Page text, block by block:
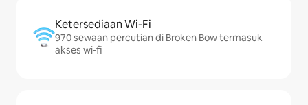
Ketersediaan Wi-Fi
970 sewaan percutian di Broken Bow termasuk
akses wi-fi